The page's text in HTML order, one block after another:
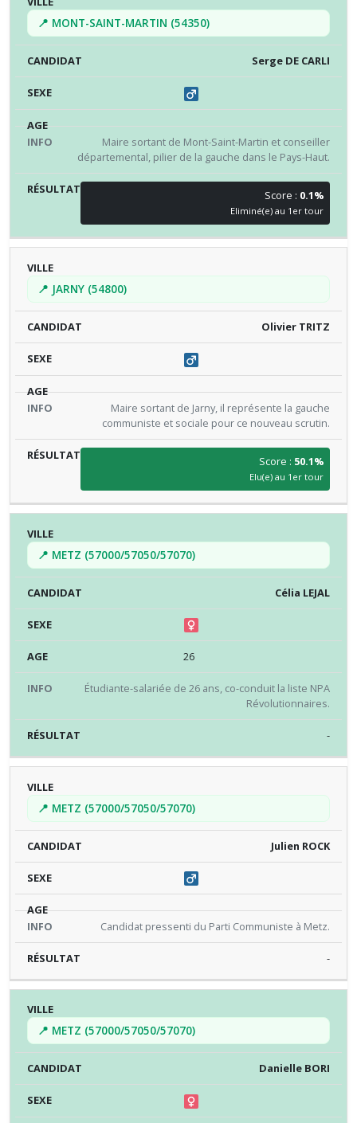
📍 MONT-SAINT-MARTIN (54350)
Serge DE CARLI
Maire sortant de Mont-Saint-Martin et conseiller
départemental, pilier de la gauche dans le Pays-Haut.
Score : 0.1%
Eliminé(e) au 1er tour
📍 JARNY (54800)
Olivier TRITZ
Maire sortant de Jarny, il représente la gauche
communiste et sociale pour ce nouveau scrutin.
Score : 50.1%
Elu(e) au 1er tour
📍 METZ (57000/57050/57070)
Célia LEJAL
26
Étudiante-salariée de 26 ans, co-conduit la liste NPA
Révolutionnaires.
-
📍 METZ (57000/57050/57070)
Julien ROCK
Candidat pressenti du Parti Communiste à Metz.
-
📍 METZ (57000/57050/57070)
Danielle BORI